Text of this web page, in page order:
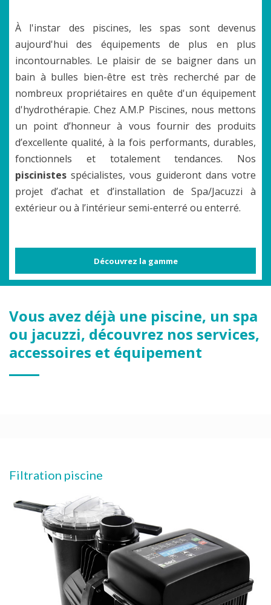
À l'instar des piscines, les spas sont devenus
aujourd'hui des équipements de plus en plus
incontournables. Le plaisir de se baigner dans un
bain à bulles bien-être est très recherché par de
nombreux propriétaires en quête d'un équipement
d'hydrothérapie. Chez A.M.P Piscines, nous mettons
un point d’honneur à vous fournir des produits
d’excellente qualité, à la fois performants, durables,
fonctionnels et totalement tendances. Nos
piscinistes spécialistes, vous guideront dans votre
projet d’achat et d’installation de Spa/Jacuzzi à
extérieur ou à l’intérieur semi-enterré ou enterré.
Découvrez la gamme
Vous avez déjà une piscine, un spa
ou jacuzzi, découvrez nos services,
accessoires et équipement
Filtration piscine